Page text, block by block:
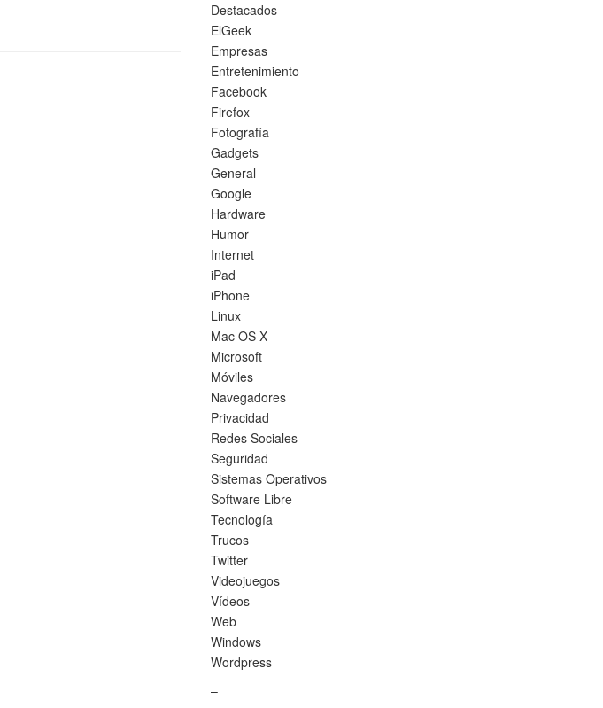
Destacados
ElGeek
Empresas
Entretenimiento
Facebook
Firefox
Fotografía
Gadgets
General
Google
Hardware
Humor
Internet
iPad
iPhone
Linux
Mac OS X
Microsoft
Móviles
Navegadores
Privacidad
Redes Sociales
Seguridad
Sistemas Operativos
Software Libre
Tecnología
Trucos
Twitter
Videojuegos
Vídeos
Web
Windows
Wordpress
–